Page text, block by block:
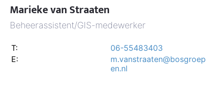
Marieke van Straaten
Beheerassistent/GIS-medewerker
T:
06-55483403
E:
m.vanstraaten@bosgroep
en.nl